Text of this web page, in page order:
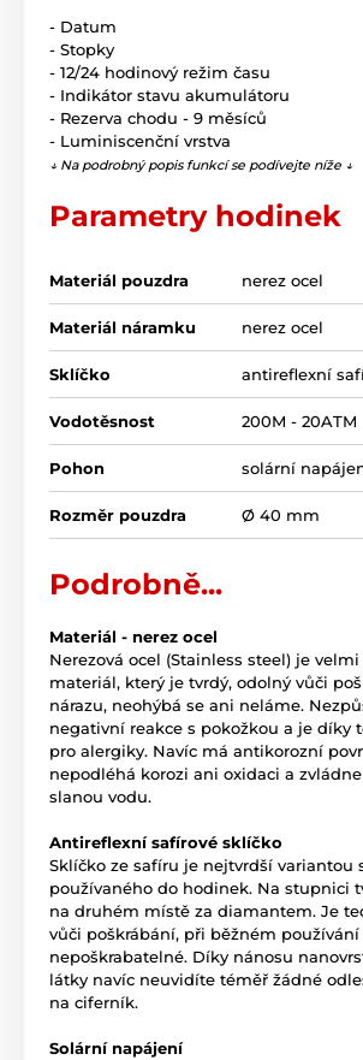
- Datum
- Stopky
- 12/24 hodinový režim času
- Indikátor stavu akumulátoru
- Rezerva chodu - 9 měsíců
- Luminiscenční vrstva
↓ Na podrobný popis funkcí se podívejte níže ↓
Parametry hodinek
Materiál pouzdra nerez ocel
Materiál náramku nerez ocel
Sklíčko antireflexní
Vodotěsnost 200M - 20ATM
Pohon solární
Rozměr pouzdra Ø 40 mm
Podrobně...
Materiál - nerez ocel
Nerezová ocel (Stainless steel) je
materiál, který je tvrdý, odolný vůči
nárazu, neohýbá se ani neláme.
negativní reakce s pokožkou a je díky
pro alergiky. Navíc má antikorozní
nepodléhá korozi ani oxidaci a
slanou vodu.
Antireflexní safírové sklíčko
Sklíčko ze safíru je nejtvrdší variantou
používaného do hodinek. Na stupnici
na druhém místě za diamantem. Je
vůči poškrábání, při běžném
nepoškrabatelné. Díky nánosu
látky navíc neuvidíte téměř žádné
na ciferník.
Solární napájení